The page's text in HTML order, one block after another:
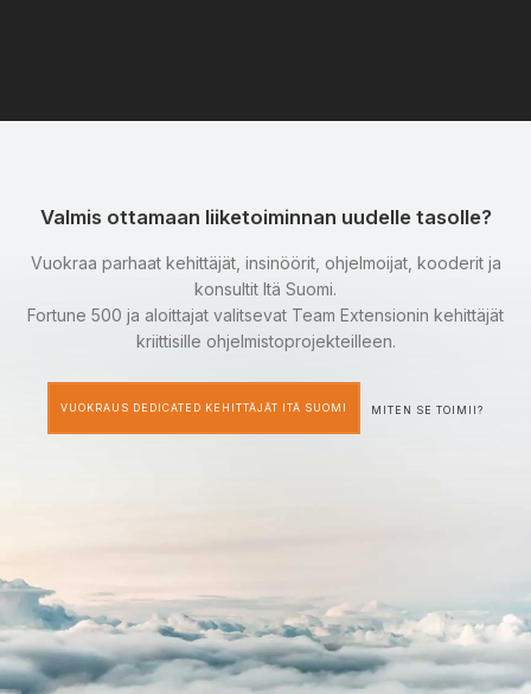
Valmis ottamaan liiketoiminnan uudelle tasolle?
Vuokraa parhaat kehittäjät, insinöörit, ohjelmoijat, kooderit ja
konsultit Itä Suomi.
Fortune 500 ja aloittajat valitsevat Team Extensionin kehittäjät
kriittisille ohjelmistoprojekteilleen.
VUOKRAUS DEDICATED KEHITTÄJÄT ITÄ SUOMI MITEN SE TOIMII?